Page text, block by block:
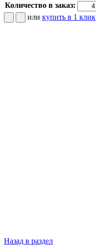
Количество в заказ:
или купить в 1 клик
Назад в раздел